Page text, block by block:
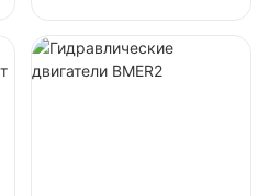
4K-310
Гидравлический
двигатель